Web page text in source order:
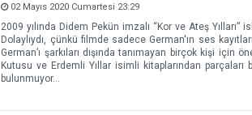
02 Mayıs 2020 Cumartesi 23:29
2009 yılında Didem Pekün imzalı “Kor ve Ateş
Dolaylıydı, çünkü filmde sadece German'ın ses
German’ı şarkıları dışında tanımayan birçok kişi için
Kutusu ve Erdemli Yıllar isimli kitaplarından
bulunmuyor…